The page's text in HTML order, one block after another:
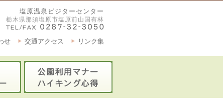
塩原温泉ビジターセンター
栃木県那須塩原市塩原前山国有林
リンク集
交通アクセス
せ